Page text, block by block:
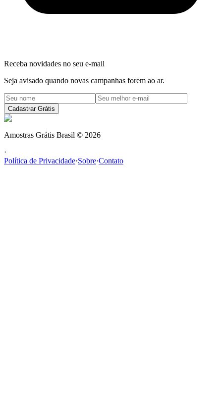
Receba novidades no seu e-mail
Seja avisado quando novas campanhas forem ao ar.
Cadastrar Grátis
Amostras Grátis Brasil © 2026
·
Política de Privacidade·Sobre·Contato